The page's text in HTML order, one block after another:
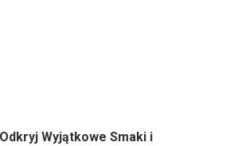
Wyjątkowe Smaki i